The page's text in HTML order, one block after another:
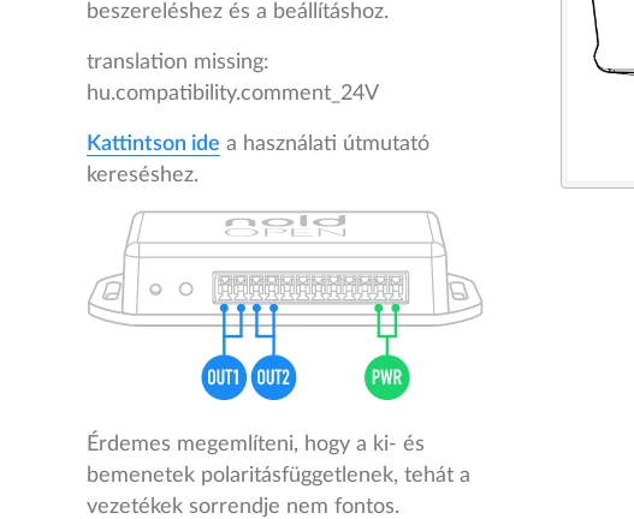
beszereléshez és a beállításhoz.
translation missing:
hu.compatibility.comment_24V
Kattintson ide a használati útmutató
kereséshez.
Érdemes megemlíteni, hogy a ki- és
bemenetek polaritásfüggetlenek, tehát a
vezetékek sorrendje nem fontos.